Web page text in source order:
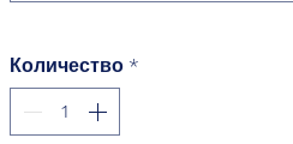
Количество *